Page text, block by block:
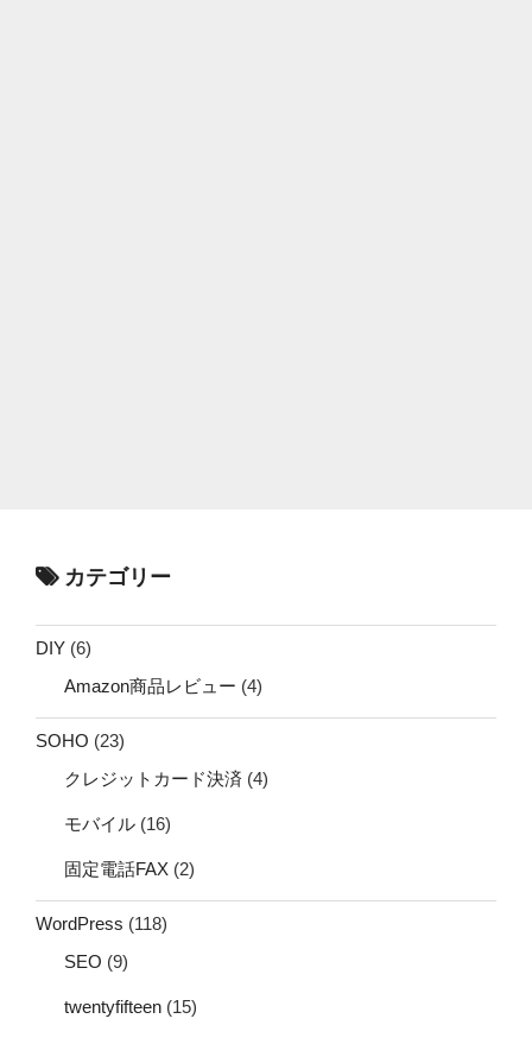
カテゴリー
DIY (6)
Amazon商品レビュー (4)
SOHO (23)
クレジットカード決済 (4)
モバイル (16)
固定電話FAX (2)
WordPress (118)
SEO (9)
twentyfifteen (15)